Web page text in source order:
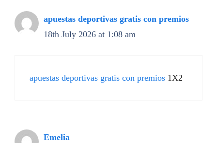
apuestas deportivas gratis con premios
18th July 2026 at 1:08 am
apuestas deportivas gratis con premios 1X2
Emelia